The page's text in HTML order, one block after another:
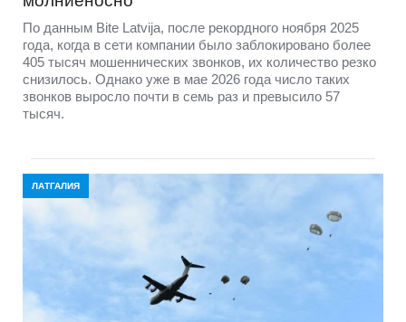
По данным Bite Latvija, после рекордного ноября 2025
года, когда в сети компании было заблокировано более
405 тысяч мошеннических звонков, их количество резко
снизилось. Однако уже в мае 2026 года число таких
звонков выросло почти в семь раз и превысило 57
тысяч.
ЛАТГАЛИЯ